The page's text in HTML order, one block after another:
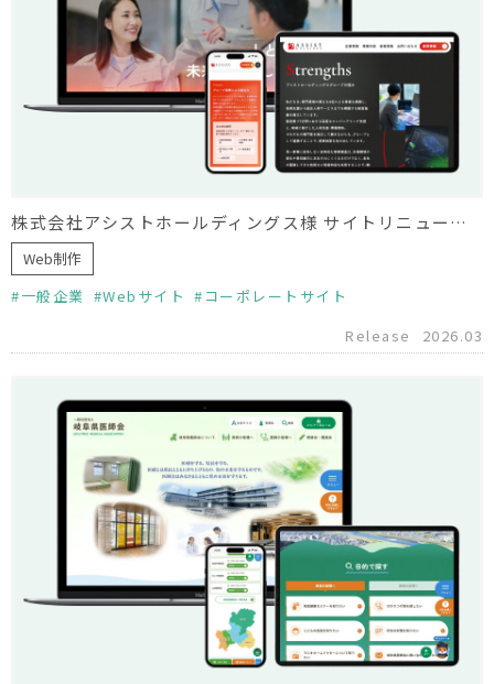
株式会社アシストホールディングス様 サイトリニューアル
Web制作
一般企業
Webサイト
コーポレートサイト
Release
2026.03